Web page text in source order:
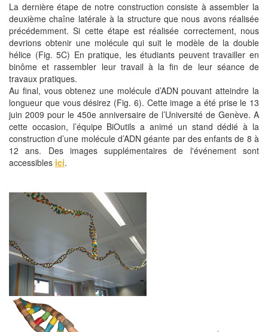
La dernière étape de notre construction consiste à assembler la
deuxième chaîne latérale à la structure que nous avons réalisée
précédemment. Si cette étape est réalisée correctement, nous
devrions obtenir une molécule qui suit le modèle de la double
hélice (Fig. 5C) En pratique, les étudiants peuvent travailler en
binôme et rassembler leur travail à la fin de leur séance de
travaux pratiques.
Au final, vous obtenez une molécule d’ADN pouvant atteindre la
longueur que vous désirez (Fig. 6). Cette image a été prise le 13
juin 2009 pour le 450e anniversaire de l’Université de Genève. A
cette occasion, l’équipe BiOutils a animé un stand dédié à la
construction d’une molécule d’ADN géante par des enfants de 8 à
12 ans. Des images supplémentaires de l'événement sont
accessibles ici.